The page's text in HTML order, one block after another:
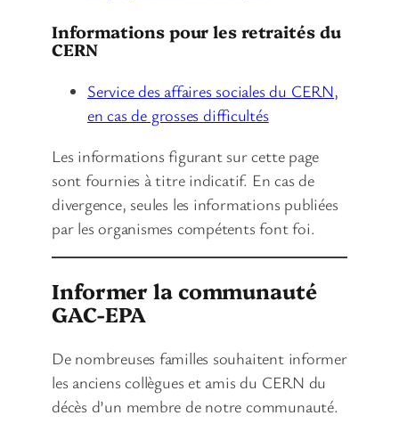
Informations pour les retraités du
CERN
Service des affaires sociales du CERN,
en cas de grosses difficultés
Les informations figurant sur cette page
sont fournies à titre indicatif. En cas de
divergence, seules les informations publiées
par les organismes compétents font foi.
Informer la communauté
GAC-EPA
De nombreuses familles souhaitent informer
les anciens collègues et amis du CERN du
décès d’un membre de notre communauté.